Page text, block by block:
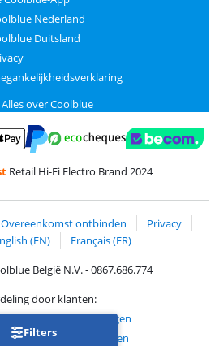
Filters
Nederland
Duitsland
Alles over Coolblue
en Visa via ClickToPay
Betalen met PayPal
Retail Hi-Fi Electro Brand 2024
Overeenkomst ontbinden
Privacy
(EN)
Français (FR)
België N.V. - 0867.686.774
door klanten:
4/5-75.180 beoordelingen
10-68.729 beoordelingen